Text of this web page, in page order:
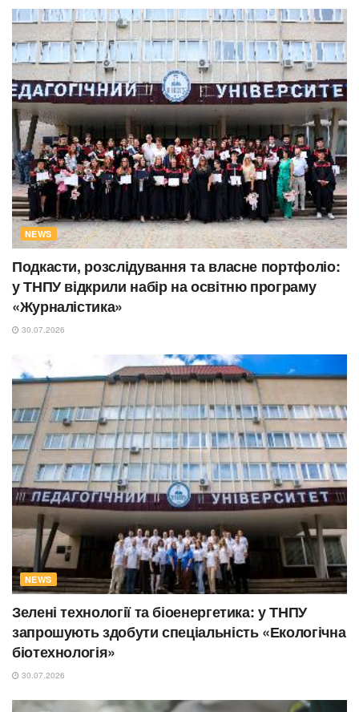
NEWS
Подкасти, розслідування та власне портфоліо:
у ТНПУ відкрили набір на освітню програму
«Журналістика»
30.07.2026
NEWS
Зелені технології та біоенергетика: у ТНПУ
запрошують здобути спеціальність «Екологічна
біотехнологія»
30.07.2026